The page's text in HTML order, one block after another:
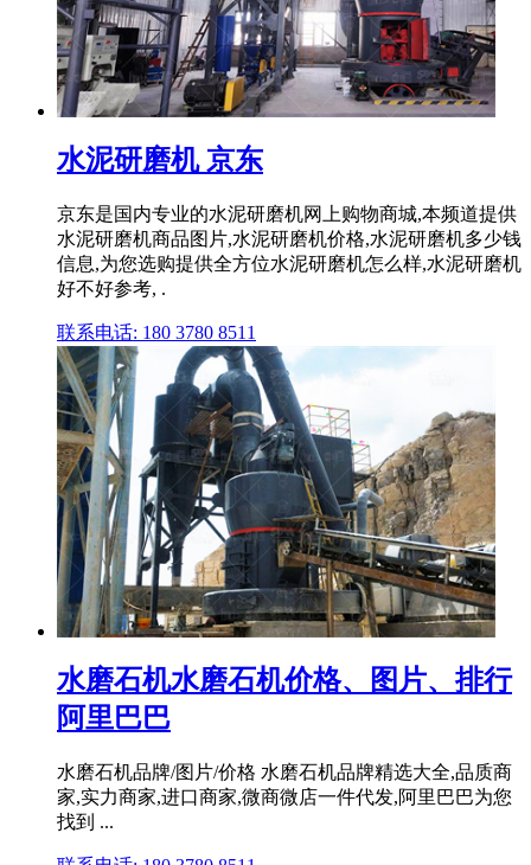
水泥研磨机 京东
京东是国内专业的水泥研磨机网上购物商城,本频道提供
水泥研磨机商品图片,水泥研磨机价格,水泥研磨机多少钱
信息,为您选购提供全方位水泥研磨机怎么样,水泥研磨机
好不好参考, .
联系电话: 180 3780 8511
水磨石机水磨石机价格、图片、排行
阿里巴巴
水磨石机品牌/图片/价格 水磨石机品牌精选大全,品质商
家,实力商家,进口商家,微商微店一件代发,阿里巴巴为您
找到 ...